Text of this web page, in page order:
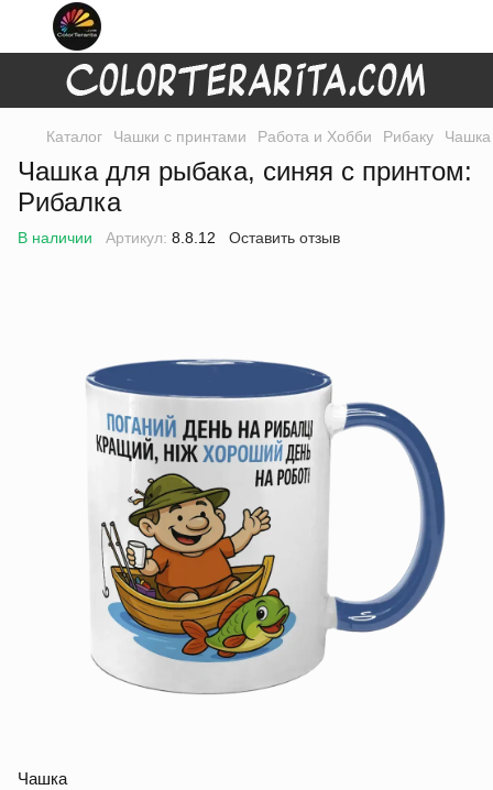
Каталог Чашки с принтами Работа и Хобби Рибаку Чашка
Чашка для рыбака, синяя с принтом:
Рибалка
В наличии Артикул: 8.8.12 Оставить отзыв
Чашка